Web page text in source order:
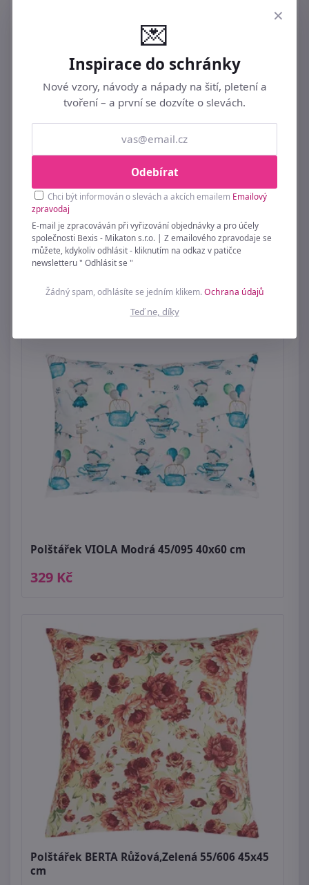
Polštářek ADÉLA Oranžová 55/233 40x40 cm
229 Kč
Polštářek VIOLA Modrá 45/095 40x60 cm
329 Kč
Polštářek BERTA Růžová,Zelená 55/606 45x45
cm
×
💌
Inspirace do schránky
Nové vzory, návody a nápady na šití, pletení a
tvoření – a první se dozvíte o slevách.
Odebírat
Chci být informován o slevách a akcích emailem Emailový
zpravodaj
E-mail je zpracováván při vyřizování objednávky a pro účely
společnosti Bexis - Mikaton s.r.o. | Z emailového zpravodaje se
můžete, kdykoliv odhlásit - kliknutím na odkaz v patičce
newsletteru " Odhlásit se "
Žádný spam, odhlásíte se jedním klikem.Ochrana údajů
Teď ne, díky